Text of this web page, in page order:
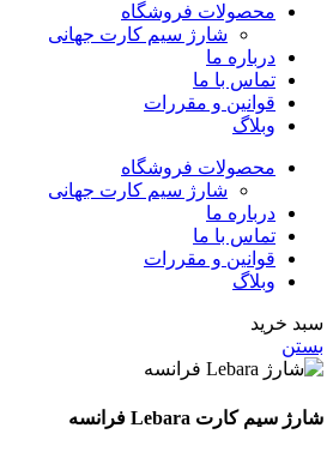
محصولات فروشگاه
شارژ سیم کارت جهانی
درباره ما
تماس با ما
قوانین و مقررات
وبلاگ
محصولات فروشگاه
شارژ سیم کارت جهانی
درباره ما
تماس با ما
قوانین و مقررات
وبلاگ
سبد خرید
بستن
شارژ سیم کارت Lebara فرانسه